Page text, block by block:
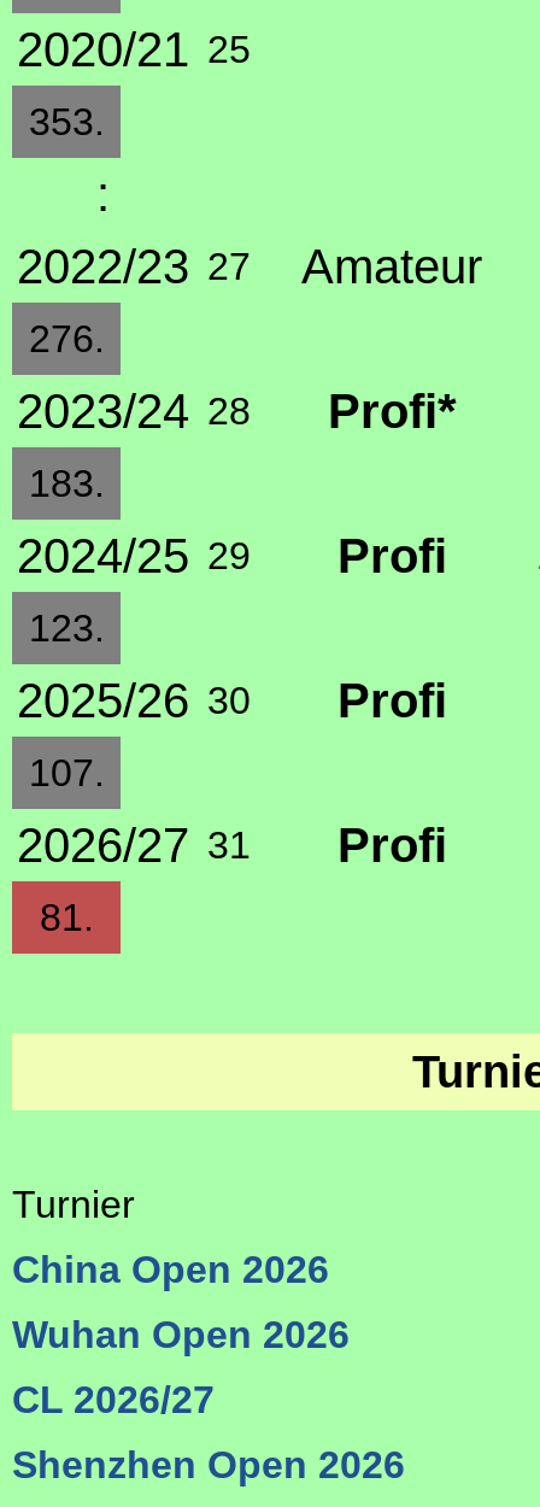
2020/21 25
353.
:
2022/23 27 Amateur
276.
2023/24 28 Profi*
183.
2024/25 29 Profi
123.
2025/26 30 Profi
107.
2026/27 31 Profi
81.
Turnier
China Open 2026
Wuhan Open 2026
CL 2026/27
Shenzhen Open 2026